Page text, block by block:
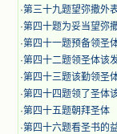
·第三十九题望弥撒外
·第四十题为妥当望弥
·第四十一题预备领圣
·第四十二题领圣体该
·第四十三题该勤领圣
·第四十四题领了圣体
·第四十五题朝拜圣体
·第四十六题看圣书的